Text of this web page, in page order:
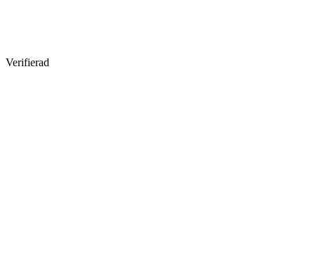
Verifierad